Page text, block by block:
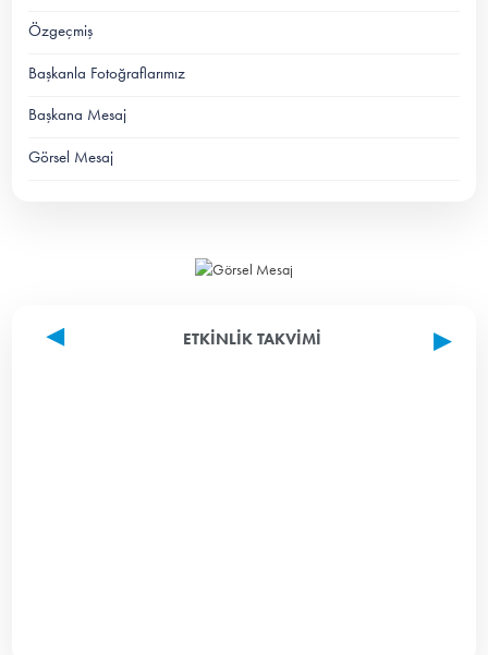
Özgeçmiş
Başkanla Fotoğraflarımız
Başkana Mesaj
Görsel Mesaj
ETKINLIK TAKVIMI